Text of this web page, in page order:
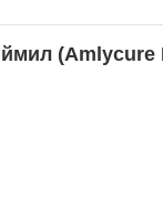
(Amlycure